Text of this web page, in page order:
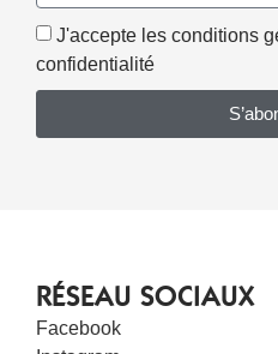
J'accepte les conditions
confidentialité
RÉSEAU SOCIAUX
Facebook